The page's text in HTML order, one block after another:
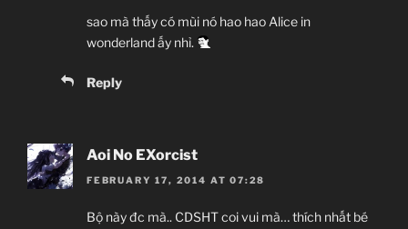
sao mà thấy có mùi nó hao hao Alice in
wonderland ấy nhỉ.
Reply
Aoi No EXorcist
FEBRUARY 17, 2014 AT 07:28
Bộ này đc mà.. CDSHT coi vui mà… thích nhất bé